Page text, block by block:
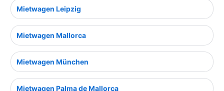
Mietwagen Leipzig
Mietwagen Mallorca
Mietwagen München
Mietwagen Palma de Mallorca